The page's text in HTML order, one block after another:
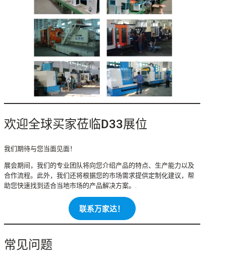
欢迎全球买家莅临D33展位
我们期待与您当面见面！
展会期间，我们的专业团队将向您介绍产品的特点、生产能力以及
合作流程。此外，我们还将根据您的市场需求提供定制化建议，帮
助您快速找到适合当地市场的产品解决方案。.
联系万家达！
常见问题